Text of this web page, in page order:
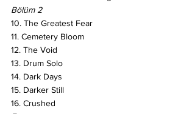
Bölüm 2
10. The Greatest Fear
11. Cemetery Bloom
12. The Void
13. Drum Solo
14. Dark Days
15. Darker Still
16. Crushed